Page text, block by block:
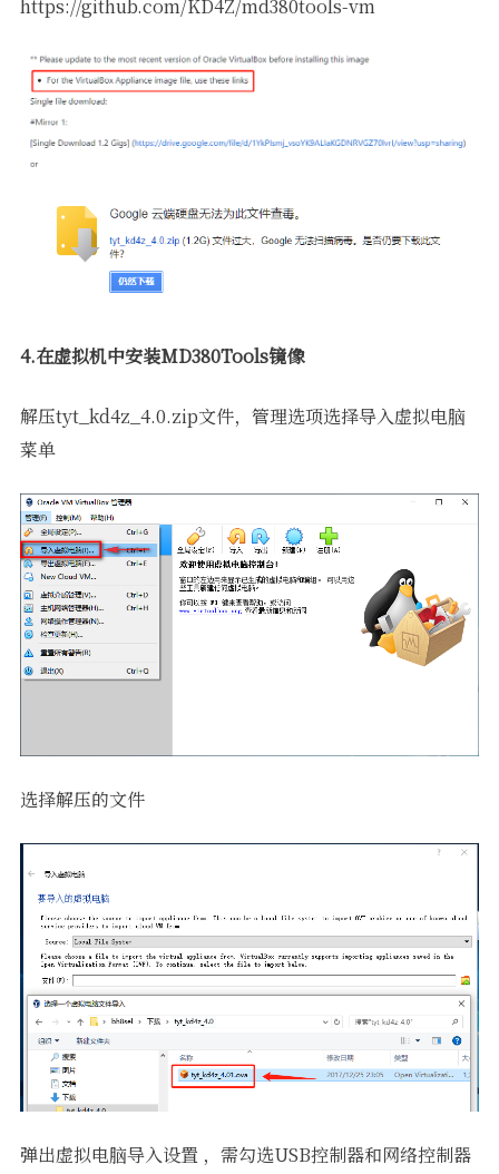
https://github.com/KD4Z/md380tools-vm
4.在虚拟机中安装MD380Tools镜像
解压tyt_kd4z_4.0.zip文件，管理选项选择导入虚拟电脑
菜单
选择解压的文件
弹出虚拟电脑导入设置 ，需勾选USB控制器和网络控制器